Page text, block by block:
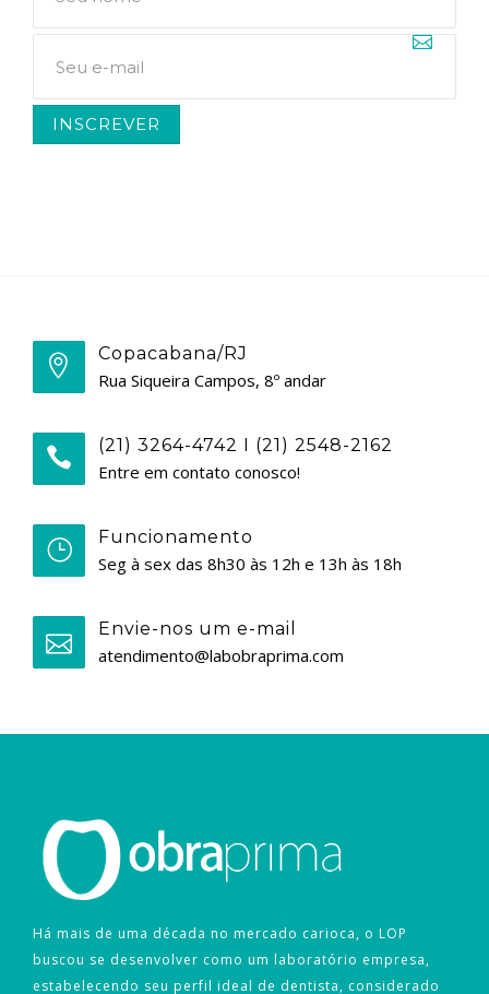
Copacabana/RJ
Rua Siqueira Campos, 8º andar
(21) 3264-4742 I (21) 2548-2162
Entre em contato conosco!
Funcionamento
Seg à sex das 8h30 às 12h e 13h às 18h
Envie-nos um e-mail
atendimento@labobraprima.com
Há mais de uma década no mercado carioca, o LOP
buscou se desenvolver como um laboratório empresa,
estabelecendo seu perfil ideal de dentista, considerado